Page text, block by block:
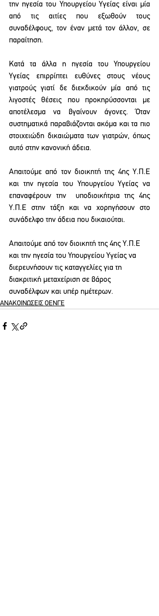
την ηγεσία του Υπουργείου Υγείας είναι μία
από τις αιτίες που εξωθούν τους
συναδέλφους, τον έναν μετά τον άλλον, σε
παραίτηση.
Κατά τα άλλα η ηγεσία του Υπουργείου
Υγείας επιρρίπτει ευθύνες στους νέους
γιατρούς γιατί δε διεκδικούν μία από τις
λιγοστές θέσεις που προκηρύσσονται με
αποτέλεσμα να βγαίνουν άγονες. Όταν
συστηματικά παραβιάζονται ακόμα και τα πιο
στοιχειώδη δικαιώματα των γιατρών, όπως
αυτό στην κανονική άδεια.
Απαιτούμε από τον διοικητή της 4ης Υ.Π.Ε
και την ηγεσία του Υπουργείου Υγείας να
επαναφέρουν την  υποδιοικήτρια της 4ης
Υ.Π.Ε στην τάξη και να χορηγήσουν στο
συνάδελφο την άδεια που δικαιούται.
Απαιτούμε από τον διοικητή της 4ης Υ.Π.Ε
και την ηγεσία του Υπουργείου Υγείας να
διερευνήσουν τις καταγγελίες για τη
διακριτική μεταχείριση σε βάρος
συναδέλφων και υπέρ ημέτερων.
ΑΝΑΚΟΙΝΩΣΕΙΣ ΟΕΝΓΕ